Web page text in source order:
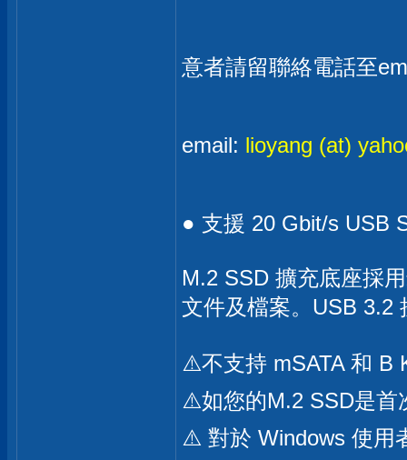
意者請留聯絡電話至
email: lioyang (at)
● 支援 20 Gbit/s USB
M.2 SSD 擴充底座採
文件及檔案。USB 3.2
⚠️不支持 mSATA 和 B
⚠️如您的M.2 SSD是首
⚠️ 對於 Windows 使用